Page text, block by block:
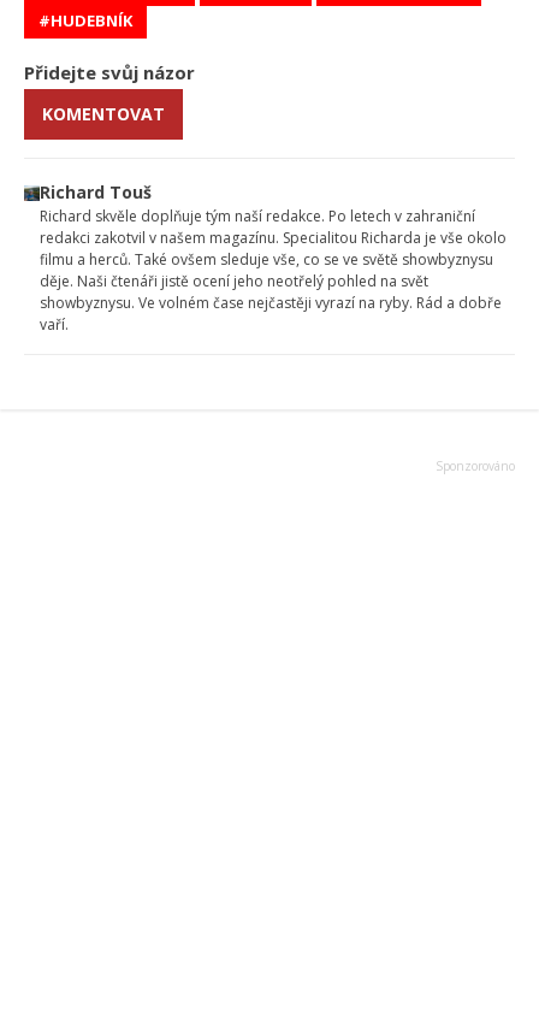
HUDEBNÍK
Přidejte svůj názor
KOMENTOVAT
Richard Touš
Richard skvěle doplňuje tým naší redakce. Po letech v zahraniční
redakci zakotvil v našem magazínu. Specialitou Richarda je vše okolo
filmu a herců. Také ovšem sleduje vše, co se ve světě showbyznysu
děje. Naši čtenáři jistě ocení jeho neotřelý pohled na svět
showbyznysu. Ve volném čase nejčastěji vyrazí na ryby. Rád a dobře
vaří.